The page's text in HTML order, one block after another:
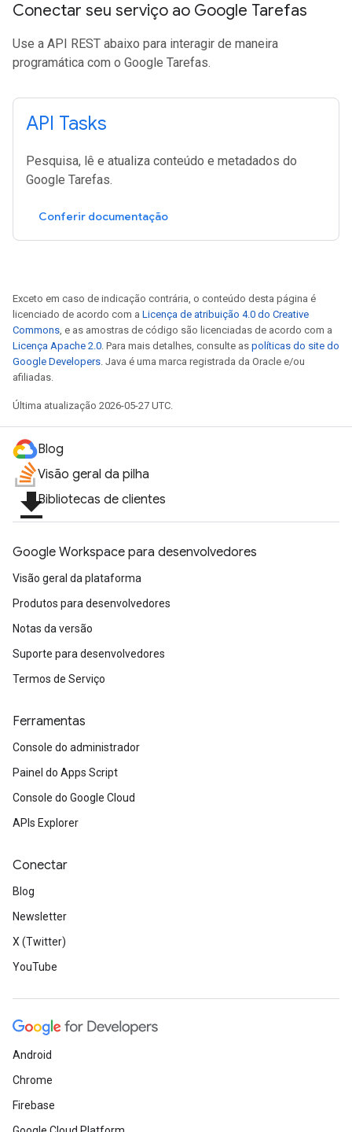
Conectar seu serviço ao Google Tarefas
Use a API REST abaixo para interagir de maneira
programática com o Google Tarefas.
API Tasks
Pesquisa, lê e atualiza conteúdo e metadados do
Google Tarefas.
Conferir documentação
Exceto em caso de indicação contrária, o conteúdo desta página é
licenciado de acordo com a Licença de atribuição 4.0 do Creative
Commons, e as amostras de código são licenciadas de acordo com a
Licença Apache 2.0. Para mais detalhes, consulte as políticas do site do
Google Developers. Java é uma marca registrada da Oracle e/ou
afiliadas.
Última atualização 2026-05-27 UTC.
Blog
Visão geral da pilha
file_downloadBibliotecas de clientes
Google Workspace para desenvolvedores
Visão geral da plataforma
Produtos para desenvolvedores
Notas da versão
Suporte para desenvolvedores
Termos de Serviço
Ferramentas
Console do administrador
Painel do Apps Script
Console do Google Cloud
APIs Explorer
Conectar
Blog
Newsletter
X (Twitter)
YouTube
Android
Chrome
Firebase